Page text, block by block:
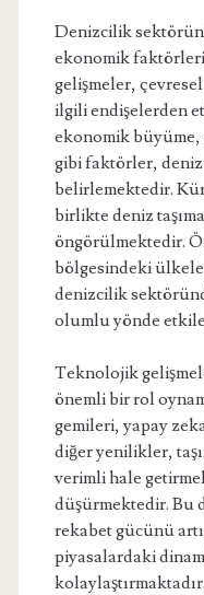
Denizcilik
ekonomik
gelişmeler,
ilgili endişelerden
ekonomik
gibi faktörler, deniz
belirlemektedir.
birlikte deniz
öngörülmektedir.
bölgesindeki
denizcilik
olumlu yönde
Teknolojik
önemli bir rol
gemileri, yapay
diğer yenilikler,
verimli hale
düşürmektedir. Bu
rekabet gücünü
piyasalardaki
kolaylaştırmaktadır.